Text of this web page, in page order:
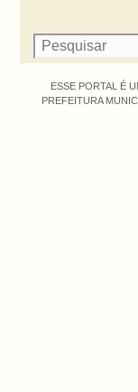
ESSE PORTAL É
PREFEITURA